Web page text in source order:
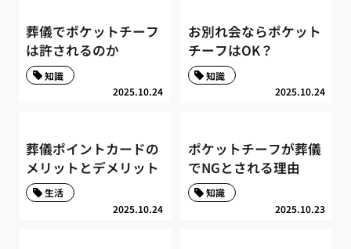
葬儀でポケットチーフ
は許されるのか
2025.10.24
知識
お別れ会ならポケット
チーフはOK？
2025.10.24
知識
葬儀ポイントカードの
メリットとデメリット
2025.10.24
生活
ポケットチーフが葬儀
でNGとされる理由
2025.10.23
知識